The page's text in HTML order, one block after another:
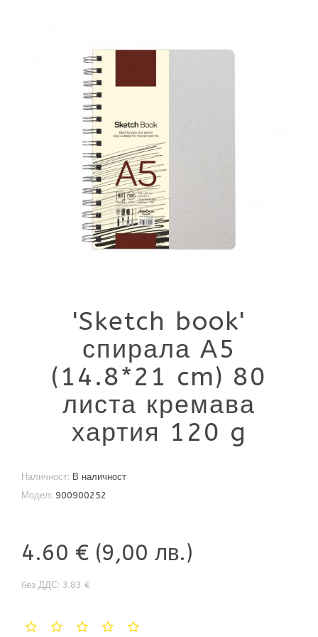
'Sketch book'
спирала А5
(14.8*21 cm) 80
листа кремава
хартия 120 g
Наличност: В наличност
Модел: 900900252
4.60 € (9,00 лв.)
без ДДС: 3.83 €